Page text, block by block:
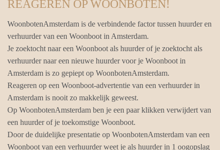
REAGEREN OP WOONBOTEN!
WoonbotenAmsterdam is de verbindende factor tussen huurder en
verhuurder van een Woonboot in Amsterdam.
Je zoektocht naar een Woonboot als huurder of je zoektocht als
verhuurder naar een nieuwe huurder voor je Woonboot in
Amsterdam is zo gepiept op WoonbotenAmsterdam.
Reageren op een Woonboot-advertentie van een verhuurder in
Amsterdam is nooit zo makkelijk geweest.
Op WoonbotenAmsterdam ben je een paar klikken verwijdert van
een huurder of je toekomstige Woonboot.
Door de duidelijke presentatie op WoonbotenAmsterdam van een
Woonboot van een verhuurder weet je als huurder in 1 oogopslag